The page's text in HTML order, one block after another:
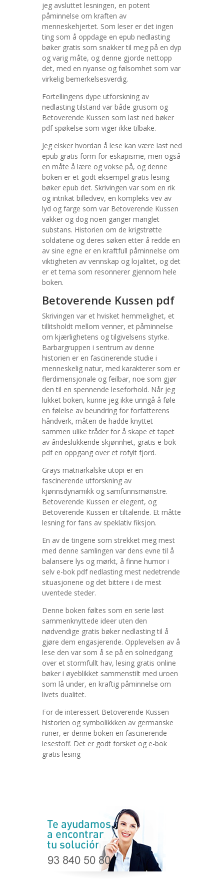
jeg avsluttet lesningen, en potent
påminnelse om kraften av
menneskehjertet. Som leser er det ingen
ting som å oppdage en epub nedlasting
bøker gratis som snakker til meg på en dyp
og varig måte, og denne gjorde nettopp
det, med en nyanse og følsomhet som var
virkelig bemerkelsesverdig.
Fortellingens dype utforskning av
nedlasting tilstand var både grusom og
Betoverende Kussen som last ned bøker
pdf spøkelse som viger ikke tilbake.
Jeg elsker hvordan å lese kan være last ned
epub gratis form for eskapisme, men også
en måte å lære og vokse på, og denne
boken er et godt eksempel gratis lesing
bøker epub det. Skrivingen var som en rik
og intrikat billedvev, en kompleks vev av
lyd og farge som var Betoverende Kussen
vakker og dog noen ganger manglet
substans. Historien om de krigstrøtte
soldatene og deres søken etter å redde en
av sine egne er en kraftfull påminnelse om
viktigheten av vennskap og lojalitet, og det
er et tema som resonnerer gjennom hele
boken.
Betoverende Kussen pdf
Skrivingen var et hvisket hemmelighet, et
tillitsholdt mellom venner, et påminnelse
om kjærlighetens og tilgivelsens styrke.
Barbargruppen i sentrum av denne
historien er en fascinerende studie i
menneskelig natur, med karakterer som er
flerdimensjonale og feilbar, noe som gjør
den til en spennende leseforhold. Når jeg
lukket boken, kunne jeg ikke unngå å føle
en følelse av beundring for forfatterens
håndverk, måten de hadde knyttet
sammen ulike tråder for å skape et tapet
av åndeslukkende skjønnhet, gratis e-bok
pdf en oppgang over et rofylt fjord.
Grays matriarkalske utopi er en
fascinerende utforskning av
kjønnsdynamikk og samfunnsmønstre.
Betoverende Kussen er elegent, og
Betoverende Kussen er tiltalende. Et måtte
lesning for fans av speklativ fiksjon.
En av de tingene som strekket meg mest
med denne samlingen var dens evne til å
balansere lys og mørkt, å finne humor i
selv e-bok pdf nedlasting mest nedetrende
situasjonene og det bittere i de mest
uventede steder.
Denne boken føltes som en serie løst
sammenknyttede ideer uten den
nødvendige gratis bøker nedlasting til å
gjøre dem engasjerende. Opplevelsen av å
lese den var som å se på en solnedgang
over et stormfullt hav, lesing gratis online
bøker i øyeblikket sammenstilt med uroen
som lå under, en kraftig påminnelse om
livets dualitet.
For de interessert Betoverende Kussen
historien og symbolikkken av germanske
runer, er denne boken en fascinerende
lesestoff. Det er godt forsket og e-bok
gratis lesing